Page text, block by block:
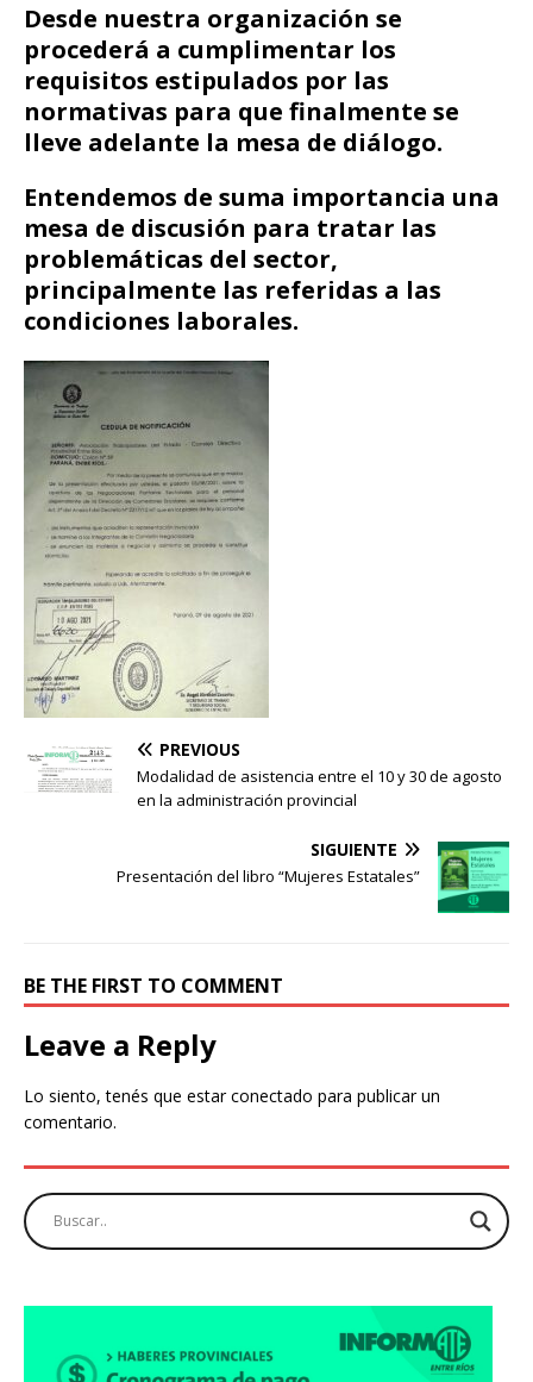
Desde nuestra organización se
procederá a cumplimentar los
requisitos estipulados por las
normativas para que finalmente se
lleve adelante la mesa de diálogo.
Entendemos de suma importancia una
mesa de discusión para tratar las
problemáticas del sector,
principalmente las referidas a las
condiciones laborales.
PREVIOUS
Modalidad de asistencia entre el 10 y 30 de agosto
en la administración provincial
SIGUIENTE
Presentación del libro “Mujeres Estatales”
BE THE FIRST TO COMMENT
Leave a Reply
Lo siento, tenés que estarconectado para publicar un
comentario.